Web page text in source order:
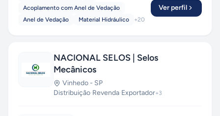
Acoplamento com Anel de Vedação
Anel de Vedação
Material Hidráulico +20
Ver perfil
NACIONAL SELOS | Selos
Mecânicos
Vinhedo - SP
Distribuição·Revenda·Exportador+3